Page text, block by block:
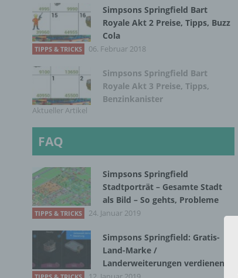
Simpsons Springfield Bart
Royale Akt 2 Preise, Tipps, Buzz
Cola
TIPPS & TRICKS 06. Februar 2018
Simpsons Springfield Bart
Royale Akt 3 Preise, Tipps,
Benzinkanister
Aktueller Artikel
FAQ
Simpsons Springfield
Stadtporträt – Gesamte Stadt
als Bild – So gehts, Probleme
TIPPS & TRICKS 24. Januar 2019
Simpsons Springfield: Gratis-
Land-Marke /
Landerweiterungen verdienen